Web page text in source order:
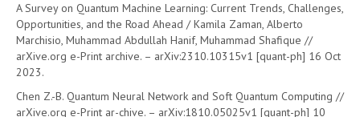
A Survey on Quantum Machine Learning: Current Trends, Challenges,
Opportunities, and the Road Ahead / Kamila Zaman, Alberto
Marchisio, Muhammad Abdullah Hanif, Muhammad Shafique //
arXive.org e-Print archive. – arXiv:2310.10315v1 [quant-ph] 16 Oct
2023.
Chen Z.-B. Quantum Neural Network and Soft Quantum Computing //
arXive.org e-Print ar-chive. – arXiv:1810.05025v1 [quant-ph] 10